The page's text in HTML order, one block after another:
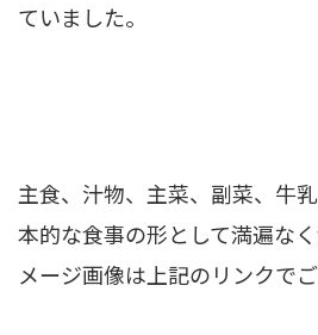
ていました。
主食、汁物、主菜、副菜、牛
本的な食事の形として満遍な
メージ画像は上記のリンクで